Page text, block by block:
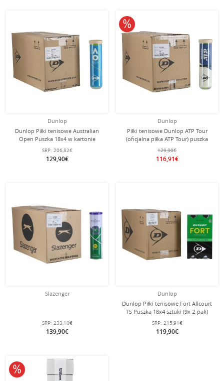
Dunlop
Dunlop Piłki tenisowe Australian
Open Puszka 18x4 w kartonie
SRP: 206,82€
129,90€
Dunlop
Piłki tenisowe Dunlop ATP Tour
(oficjalna piłka ATP Tour) puszka
18x4 sztuki w kartonie
129,90€
116,91€
10% obniżone
Slazenger
SRP: 233,10€
139,90€
Dunlop
Dunlop Piłki tenisowe Fort Allcourt
TS Puszka 18x4 sztuki (9x 2-pak)
SRP: 215,91€
119,90€
10% obniżone